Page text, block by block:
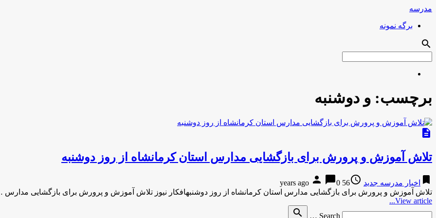
مدرسه
برگه نمونه
search
برچسب: و دوشنبه
description
تلاش آموزش و پرورش برای بازگشایی مدارس استان کرمانشاه از روز دوشنبه
bookmark اخبار مدرسه جدید access_time
56 years ago
person chat_bubble0
تلاش آموزش و پرورش برای بازگشایی مدارس استان کرمانشاه از روز دوشنبهافکار نیوز تلاش آموزش و پرورش برای بازگشایی
View article...
Search …
search